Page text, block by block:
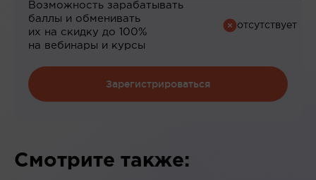
Возможность зарабатывать
баллы и обменивать
их на скидку до 100%
на вебинары и курсы
Зарегистрироваться
Смотрите также: